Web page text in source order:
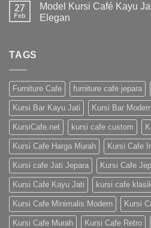
27
Feb
Model Kursi Café Kayu
Elegan
TAGS
Furniture Cafe furniture cafe jepara
Kursi Bar Kayu Jati Kursi Bar
KursiCafe.net kursi cafe custom
Kursi Cafe Harga Murah Kursi Cafe
Kursi cafe Jati Jepara Kursi Cafe
Kursi Cafe Kayu Jati kursi cafe
Kursi Cafe Minimalis Modern Kursi
Kursi Cafe Murah Kursi Cafe Retro